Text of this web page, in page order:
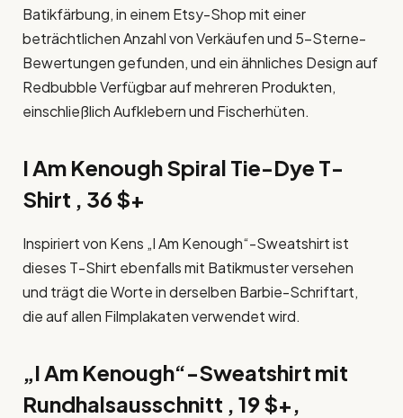
Batikfärbung, in einem Etsy-Shop mit einer
beträchtlichen Anzahl von Verkäufen und 5-Sterne-
Bewertungen gefunden, und ein ähnliches Design auf
Redbubble Verfügbar auf mehreren Produkten,
einschließlich Aufklebern und Fischerhüten.
I Am Kenough Spiral Tie-Dye T-
Shirt , 36 $+
Inspiriert von Kens „I Am Kenough“-Sweatshirt ist
dieses T-Shirt ebenfalls mit Batikmuster versehen
und trägt die Worte in derselben Barbie-Schriftart,
die auf allen Filmplakaten verwendet wird.
„I Am Kenough“-Sweatshirt mit
Rundhalsausschnitt , 19 $+,